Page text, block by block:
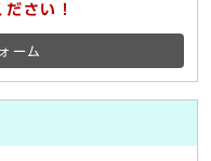
さい！
ーム